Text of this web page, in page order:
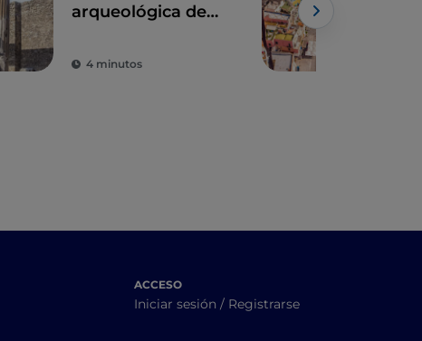
arqueológica de
Herculano, y Torre
4 minutos
ACCESO
Iniciar sesión / Registrarse